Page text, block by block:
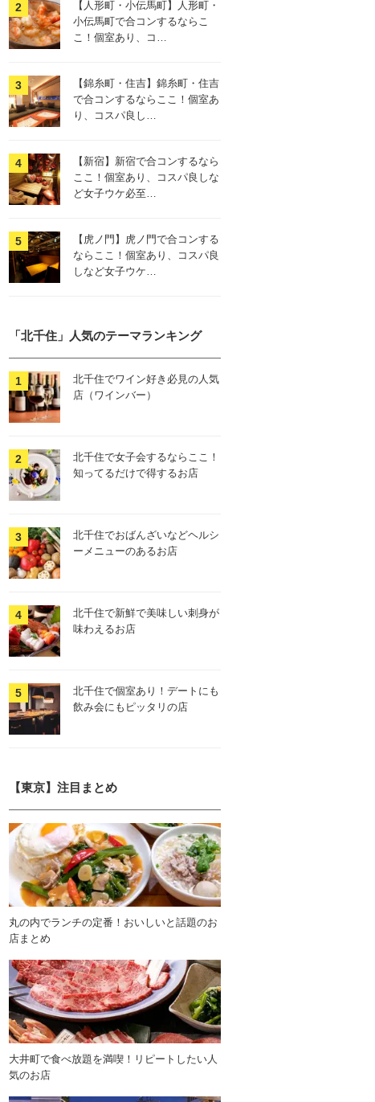
【人形町・小伝馬町】人形町・
小伝馬町で合コンするならこ
こ！個室あり、コ…
【錦糸町・住吉】錦糸町・住吉
で合コンするならここ！個室あ
り、コスパ良し…
【新宿】新宿で合コンするなら
ここ！個室あり、コスパ良しな
ど女子ウケ必至…
【虎ノ門】虎ノ門で合コンする
ならここ！個室あり、コスパ良
しなど女子ウケ…
「北千住」人気のテーマランキング
北千住でワイン好き必見の人気
店（ワインバー）
北千住で女子会するならここ！
知ってるだけで得するお店
北千住でおばんざいなどヘルシ
ーメニューのあるお店
北千住で新鮮で美味しい刺身が
味わえるお店
北千住で個室あり！デートにも
飲み会にもピッタリの店
【東京】注目まとめ
丸の内でランチの定番！おいしいと話題のお
店まとめ
大井町で食べ放題を満喫！リピートしたい人
気のお店